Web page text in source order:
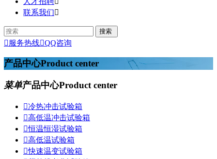
联系我们
 服务热线QQ咨询
产品中心Product center
菜单产品中心Product center
冷热冲击试验箱
高低温冲击试验箱
恒温恒湿试验箱
高低温试验箱
快速温变试验箱